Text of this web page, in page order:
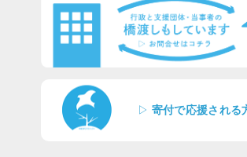
▷ 寄付で応援される